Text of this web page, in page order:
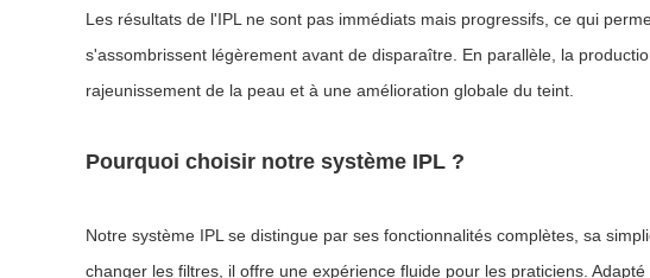
Les résultats de l'IPL ne sont pas immédiats mais progressifs, ce qui
s'assombrissent légèrement avant de disparaître. En parallèle, la
rajeunissement de la peau et à une amélioration globale du teint.
Pourquoi choisir notre système IPL ?
Notre système IPL se distingue par ses fonctionnalités complètes, sa
changer les filtres, il offre une expérience fluide pour les praticiens.